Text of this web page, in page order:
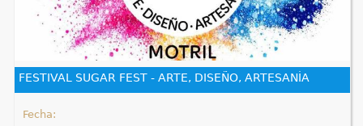
FESTIVAL SUGAR FEST - ARTE, DISEÑO, ARTESANÍA
Fecha: